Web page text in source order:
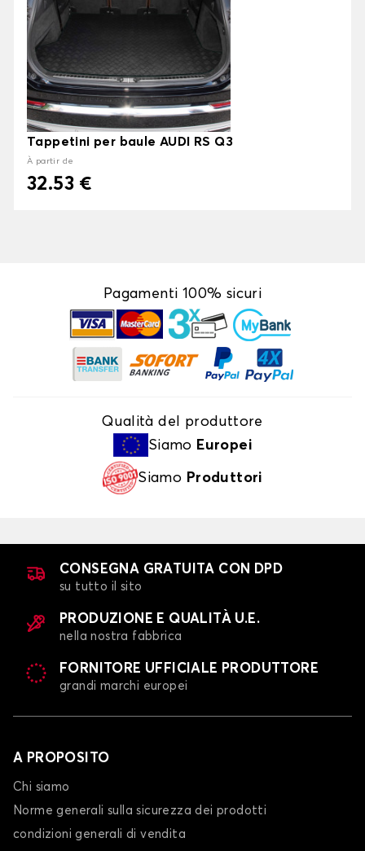
Tappetini per baule AUDI RS Q3
À partir de
32.53 €
Pagamenti 100% sicuri
Qualità del produttore
Siamo Europei
Siamo Produttori
CONSEGNA GRATUITA CON DPD
su tutto il sito
PRODUZIONE E QUALITÀ U.E.
nella nostra fabbrica
FORNITORE UFFICIALE PRODUTTORE
grandi marchi europei
A PROPOSITO
Chi siamo
Norme generali sulla sicurezza dei prodotti
condizioni generali di vendita